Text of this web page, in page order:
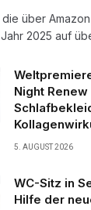
über
2025 auf
Night
5. AUGUST 2026
WC-Sitz in
Hilfe der